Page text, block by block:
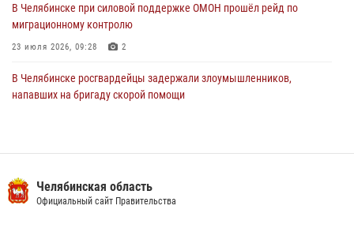
В Челябинске при силовой поддержке ОМОН прошёл рейд по
миграционному контролю
23 июля 2026, 09:28 2
В Челябинске росгвардейцы задержали злоумышленников,
напавших на бригаду скорой помощи
13 июля 2026, 03:02 5
Челябинская область
Официальный сайт Правительства